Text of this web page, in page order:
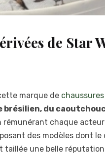
de Star
marque de
du caoutchouc
rémunérant chaque
des modèles dont
une belle réputation